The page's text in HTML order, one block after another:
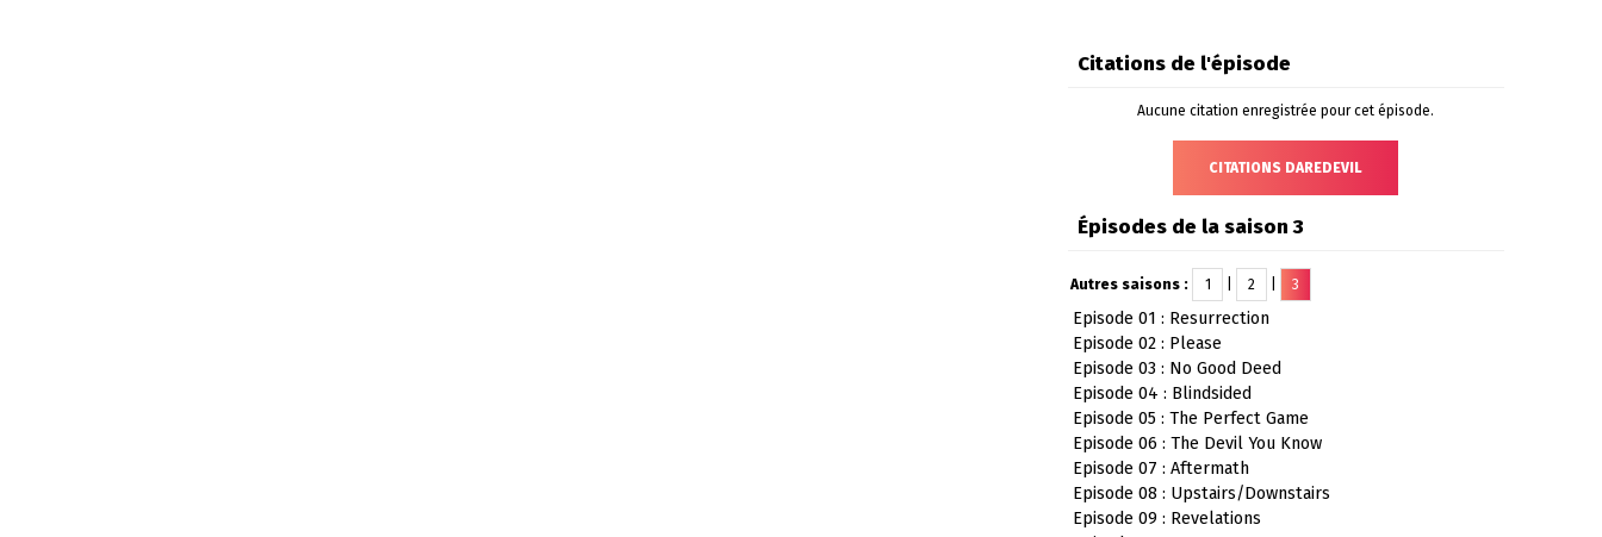
Citations de l'épisode
Aucune citation enregistrée pour cet épisode.
CITATIONS DAREDEVIL
Épisodes de la saison 3
Autres saisons : 1 2 3
Episode 01 : Resurrection
Episode 02 : Please
Episode 03 : No Good Deed
Episode 04 : Blindsided
Episode 05 : The Perfect Game
Episode 06 : The Devil You Know
Episode 07 : Aftermath
Episode 08 : Upstairs/Downstairs
Episode 09 : Revelations